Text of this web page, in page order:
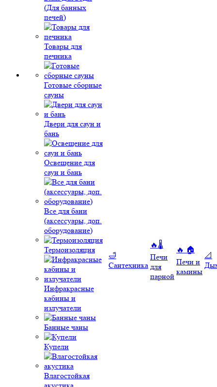
(Для банных
печей)
Товары для
печника
Готовые сборные
сауны
Двери для саун и
бань
Освещение для
саун и бань
Все для бани
(аксессуары, доп.
оборудование)
Термоизоляция
Инфракрасные
кабины и
излучатели
Банные чаны
Купели
Влагостойкая
🛁
Сантехника
🔥🌡️
Печи
для
парной
🔥 🏠
Печи и
камины
📐